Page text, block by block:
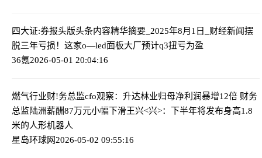
四大证:券报头版头条内容精华摘要_2025年8月1日_财经新闻摆
脱三年亏损！这家o—led面板大厂预计q3扭亏为盈
36氪2026-05-01 20:04:16
燃气行业财!务总监cfo观察：升达林业归母净利润暴增12倍 财务
总监陆洲薪酬87万元小幅下滑王兴<兴>：下半年将发布身高1.8
米的人形机器人
星岛环球网2026-05-02 09:55:16